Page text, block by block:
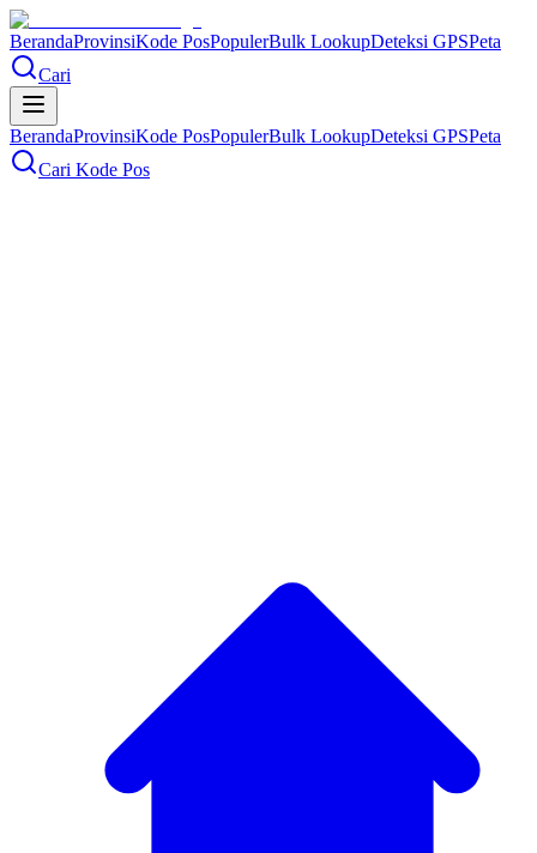
BerandaProvinsiKode PosPopulerBulk LookupDeteksi GPSPeta
Cari
BerandaProvinsiKode PosPopulerBulk LookupDeteksi GPSPeta
Cari Kode Pos